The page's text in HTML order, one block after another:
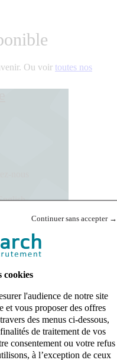
Continuer sans accepter →
cookies
l'audience de notre site
et vous proposer des offres
des menus ci-dessous,
de traitement de vos
consentement ou votre refus
à l’exception de ceux
Ou voir toutes nos
talents